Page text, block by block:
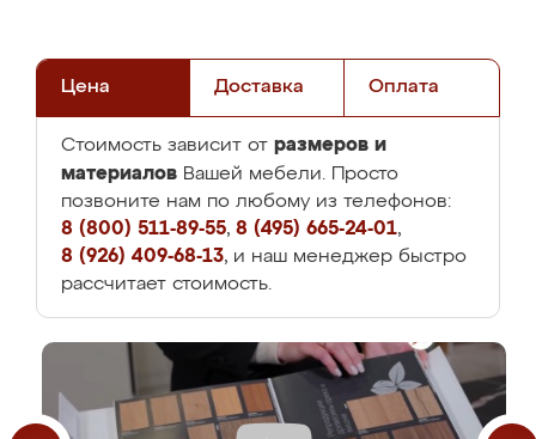
Цена Доставка Оплата
Стоимость зависит от размеров и
материалов Вашей мебели. Просто
позвоните нам по любому из телефонов:
8 (800) 511-89-55, 8 (495) 665-24-01,
8 (926) 409-68-13, и наш менеджер быстро
рассчитает стоимость.